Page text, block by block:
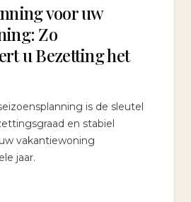
voor uw
Zo
u Bezetting het
is de sleutel
en stabiel
vakantiewoning
jaar.